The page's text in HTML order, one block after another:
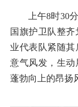
上午8时30
国旗护卫队整
业代表队紧随其
意气风发，生动
蓬勃向上的昂扬